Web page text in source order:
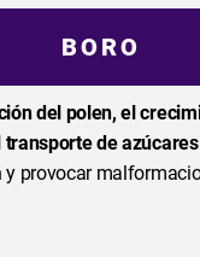
BORO
del polen, el
de
provocar